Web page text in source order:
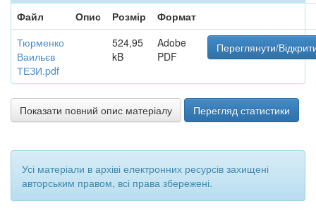
Файл
Опис Розмір
Формат
Тюрменко
Ваильєв
ТЕЗИ.pdf
524,95
kB
Adobe
PDF
Переглянути/
Показати повний опис матеріалу Перегляд статистики
Усі матеріали в архіві електронних ресурсів захищені
авторським правом, всі права збережені.